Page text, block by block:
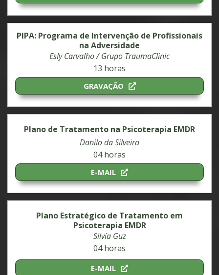
PIPA: Programa de Intervenção de Profissionais
na Adversidade
Esly Carvalho / Grupo TraumaClinic
13 horas
GRAVAÇÃO
Plano de Tratamento na Psicoterapia EMDR
Danilo da Silveira
04 horas
E-MAIL
Plano Estratégico de Tratamento em
Psicoterapia EMDR
Silvia Guz
04 horas
E-MAIL